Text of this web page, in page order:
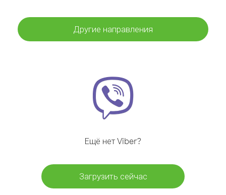
Другие направления
Ещё нет Viber?
Загрузить сейчас